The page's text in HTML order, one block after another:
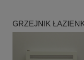
GRZEJNIK